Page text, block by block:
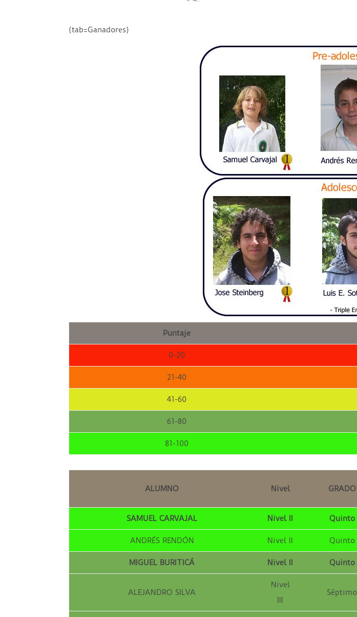
{tab=Ganadores}
Puntaje
0-20
21-40
41-60
61-80
81-100
ALUMNO Nivel GRADO
SAMUEL CARVAJAL Nivel II Quinto
ANDRÉS RENDÓN Nivel II Quinto
MIGUEL BURITICÁ Nivel II Quinto
ALEJANDRO SILVA
Nivel
Séptimo